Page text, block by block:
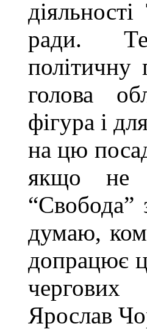
ради.
голова
фігура і
на цю
якщо не
“Свобода”
думаю,
допрацює
чергових
Ярослав